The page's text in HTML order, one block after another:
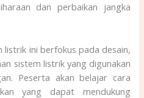
dan perbaikan jangka
listrik ini berfokus pada desain,
sistem listrik yang digunakan
Peserta akan belajar cara
yang dapat mendukung